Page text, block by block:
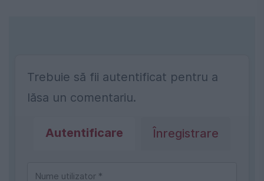
Trebuie să fii autentificat pentru a
lăsa un comentariu.
Autentificare Înregistrare